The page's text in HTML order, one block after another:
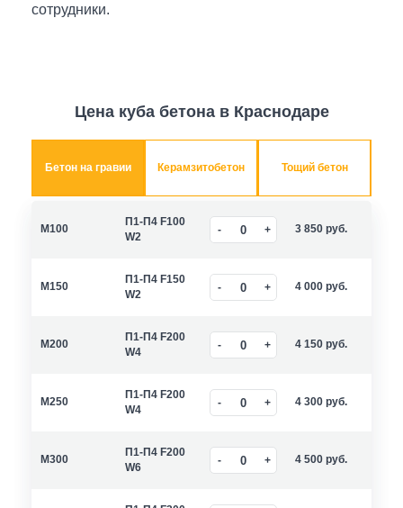
сотрудники.
Цена куба бетона в Краснодаре
Бетон на гравии Керамзитобетон Тощий бетон
M100
П1-П4 F100
W2
3 850 руб.
M150
П1-П4 F150
W2
4 000 руб.
M200
П1-П4 F200
W4
4 150 руб.
M250
П1-П4 F200
W4
4 300 руб.
M300
П1-П4 F200
W6
4 500 руб.